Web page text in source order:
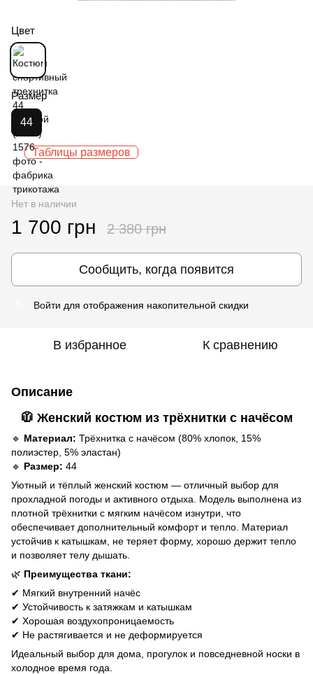
Цвет
Размер
44
Таблицы размеров
Нет в наличии
1 700 грн 2 380 грн
Сообщить, когда появится
Войти для отображения накопительной скидки
В избранное К сравнению
Описание
🧥 Женский костюм из трёхнитки с начёсом
🔹 Материал: Трёхнитка с начёсом (80% хлопок, 15%
полиэстер, 5% эластан)
🔹 Размер: 44
Уютный и тёплый женский костюм — отличный выбор для
прохладной погоды и активного отдыха. Модель выполнена из
плотной трёхнитки с мягким начёсом изнутри, что
обеспечивает дополнительный комфорт и тепло. Материал
устойчив к катышкам, не теряет форму, хорошо держит тепло
и позволяет телу дышать.
🌿 Преимущества ткани:
✔ Мягкий внутренний начёс
✔ Устойчивость к затяжкам и катышкам
✔ Хорошая воздухопроницаемость
✔ Не растягивается и не деформируется
Идеальный выбор для дома, прогулок и повседневной носки в
холодное время года.